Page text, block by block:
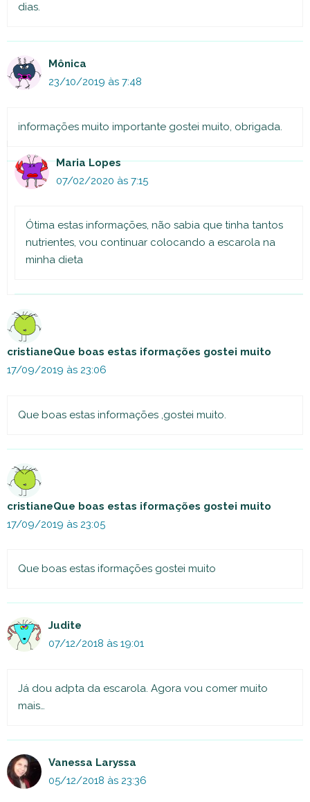
dias.
Mônica
23/10/2019 às 7:48
informações muito importante gostei muito, obrigada.
Maria Lopes
07/02/2020 às 7:15
Ótima estas informações, não sabia que tinha tantos
nutrientes, vou continuar colocando a escarola na
minha dieta
cristianeQue boas estas iformações gostei muito
17/09/2019 às 23:06
Que boas estas informações ,gostei muito.
cristianeQue boas estas iformações gostei muito
17/09/2019 às 23:05
Que boas estas iformações gostei muito
Judite
07/12/2018 às 19:01
Já dou adpta da escarola. Agora vou comer muito
mais…
Vanessa Laryssa
05/12/2018 às 23:36